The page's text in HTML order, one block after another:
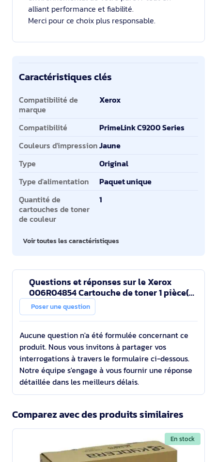
alliant performance et fiabilité.
Merci pour ce choix plus responsable.
Caractéristiques clés
Caractéristiques clés
Compatibilité de
marque
Xerox
Compatibilité
PrimeLink C9200 Series
Couleurs d'impressionJaune
Type
Original
Type d'alimentation
Paquet unique
Quantité de
cartouches de toner
de couleur
1
Voir toutes les caractéristiques
Questions et réponses sur le Xerox
006R04854 Cartouche de toner 1 pièce(s)
Original Jaune
Poser une question
Aucune question n'a été formulée concernant ce
produit. Nous vous invitons à partager vos
interrogations à travers le formulaire ci-dessous.
Notre équipe s'engage à vous fournir une réponse
détaillée dans les meilleurs délais.
Comparez avec des produits similaires
En stock